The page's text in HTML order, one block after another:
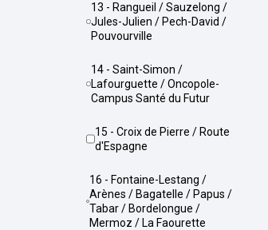
13 - Rangueil / Sauzelong /
Jules-Julien / Pech-David /
Pouvourville
14 - Saint-Simon /
Lafourguette / Oncopole-
Campus Santé du Futur
15 - Croix de Pierre / Route
d'Espagne
16 - Fontaine-Lestang /
Arènes / Bagatelle / Papus /
Tabar / Bordelongue /
Mermoz / La Faourette